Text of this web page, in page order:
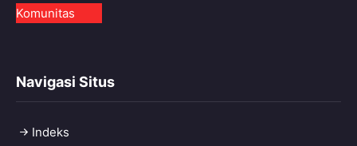
Komunitas
Navigasi Situs
Indeks